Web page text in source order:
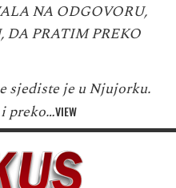
NA ODGOVORU,
DA PRATIM PREKO
sjediste je u Njujorku.
preko…VIEW